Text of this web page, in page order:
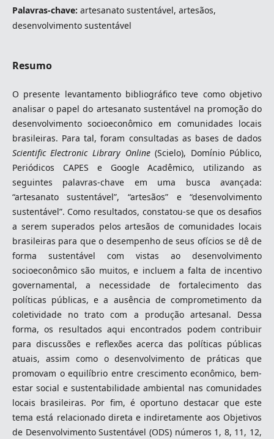
Palavras-chave: artesanato sustentável, artesãos,
desenvolvimento sustentável
Resumo
O presente levantamento bibliográfico teve como objetivo
analisar o papel do artesanato sustentável na promoção do
desenvolvimento socioeconômico em comunidades locais
brasileiras. Para tal, foram consultadas as bases de dados
Scientific Electronic Library Online(Scielo), Domínio Público,
Periódicos CAPES e Google Acadêmico, utilizando as
seguintes palavras-chave em uma busca avançada:
“artesanato sustentável”, “artesãos” e “desenvolvimento
sustentável”. Como resultados, constatou-se que os desafios
a serem superados pelos artesãos de comunidades locais
brasileiras para que o desempenho de seus ofícios se dê de
forma sustentável com vistas ao desenvolvimento
socioeconômico são muitos, e incluem a falta de incentivo
governamental, a necessidade de fortalecimento das
políticas públicas, e a ausência de comprometimento da
coletividade no trato com a produção artesanal. Dessa
forma, os resultados aqui encontrados podem contribuir
para discussões e reflexões acerca das políticas públicas
atuais, assim como o desenvolvimento de práticas que
promovam o equilíbrio entre crescimento econômico, bem-
estar social e sustentabilidade ambiental nas comunidades
locais brasileiras. Por fim, é oportuno destacar que este
tema está relacionado direta e indiretamente aos Objetivos
de Desenvolvimento Sustentável (ODS) números 1, 8, 11, 12,